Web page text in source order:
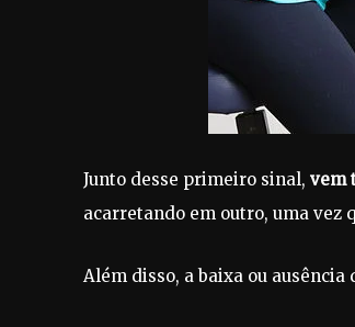
Junto desse primeiro sinal, vem
acarretando em outro, uma vez
Além disso, a baixa ou